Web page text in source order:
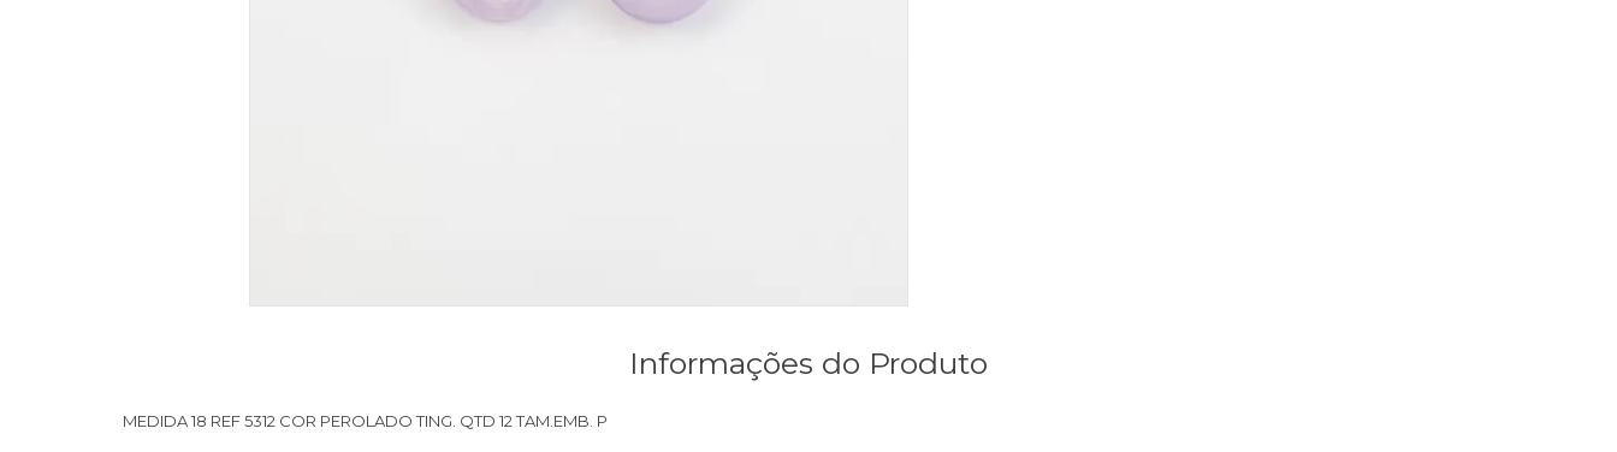
Informações do Produto
MEDIDA 18 REF 5312 COR PEROLADO TING. QTD 12 TAM.EMB. P